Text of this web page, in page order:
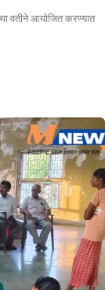
वतीने आयोजित करण्यात